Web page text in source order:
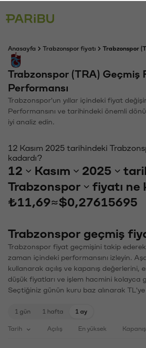
Anasayfa Trabzonspor fiyatı Trabzonspor
Trabzonspor (TRA) Geçmiş
Performansı
Trabzonspor'un yıllar içindeki fiyat
Performansını ve tarihindeki önemli
iyi analiz edin.
12 Kasım 2025 tarihindeki
kadardı?
12 Kasım 2025
Trabzonspor
fiyatı ne
₺11,69≈$0,27615695
Trabzonspor geçmiş
Trabzonspor fiyat geçmişini takip ederek
zaman içindeki performansını izleyin.
kullanarak açılış ve kapanış değerlerini,
düşük fiyatları ve işlem hacmini kolayca
Seçtiğiniz günün kuru baz alınarak
1 gün 1 hafta 1 ay
Tarih Açılış En yüksek Kapanış